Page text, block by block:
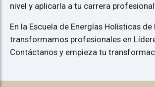
nivel y aplicarla a tu carrera
En la Escuela de Energías Holísticas de
transformamos profesionales en
Contáctanos y empieza tu